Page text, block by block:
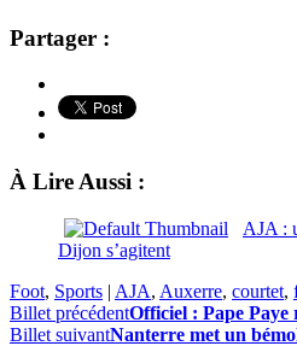
Partager :
À Lire Aussi :
AJA :
Dijon s’agitent
Foot, Sports | AJA, Auxerre, courtet,
Billet précédentOfficiel : Pape
Billet suivantNanterre met un